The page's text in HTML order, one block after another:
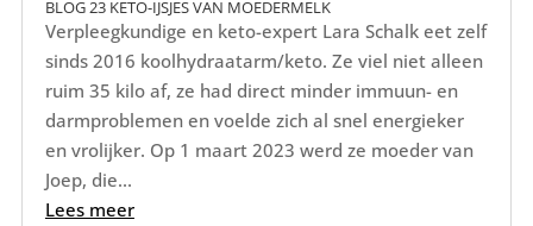
BLOG 23 KETO-IJSJES VAN MOEDERMELK
Verpleegkundige en keto-expert Lara Schalk eet zelf
sinds 2016 koolhydraatarm/keto. Ze viel niet alleen
ruim 35 kilo af, ze had direct minder immuun- en
darmproblemen en voelde zich al snel energieker
en vrolijker. Op 1 maart 2023 werd ze moeder van
Joep, die...
Lees meer